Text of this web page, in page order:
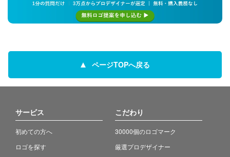
ページTOPへ戻る
サービス
初めての方へ
ロゴを探す
こだわり
30000個のロゴマーク
厳選プロデザイナー